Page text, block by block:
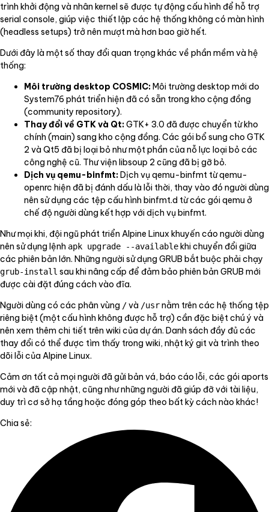
trình khởi động và nhân kernel sẽ được tự động cấu hình để hỗ trợ
serial console, giúp việc thiết lập các hệ thống không có màn hình
(headless setups) trở nên mượt mà hơn bao giờ hết.
Dưới đây là một số thay đổi quan trọng khác về phần mềm và hệ
thống:
Môi trường desktop COSMIC:Môi trường desktop mới do
System76 phát triển hiện đã có sẵn trong kho cộng đồng
(community repository).
Thay đổi về GTK và Qt:GTK+ 3.0 đã được chuyển từ kho
chính (main) sang kho cộng đồng. Các gói bổ sung cho GTK
2 và Qt5 đã bị loại bỏ như một phần của nỗ lực loại bỏ các
công nghệ cũ. Thư viện libsoup 2 cũng đã bị gỡ bỏ.
Dịch vụ qemu-binfmt:Dịch vụ qemu-binfmt từ qemu-
openrc hiện đã bị đánh dấu là lỗi thời, thay vào đó người dùng
nên sử dụng các tệp cấu hình binfmt.d từ các gói qemu ở
chế độ người dùng kết hợp với dịch vụ binfmt.
Như mọi khi, đội ngũ phát triển Alpine Linux khuyến cáo người dùng
nên sử dụng lệnh apk upgrade --availablekhi chuyển đổi giữa
các phiên bản lớn. Những người sử dụng GRUB bắt buộc phải chạy
grub-install sau khi nâng cấp để đảm bảo phiên bản GRUB mới
được cài đặt đúng cách vào đĩa.
Người dùng có các phân vùng /và /usrnằm trên các hệ thống tệp
riêng biệt (một cấu hình không được hỗ trợ) cần đặc biệt chú ý và
nên xem thêm chi tiết trên wiki của dự án. Danh sách đầy đủ các
thay đổi có thể được tìm thấy trong wiki, nhật ký git và trình theo
dõi lỗi của Alpine Linux.
Cảm ơn tất cả mọi người đã gửi bản vá, báo cáo lỗi, các gói aports
mới và đã cập nhật, cũng như những người đã giúp đỡ với tài liệu,
duy trì cơ sở hạ tầng hoặc đóng góp theo bất kỳ cách nào khác!
Chia sẻ: